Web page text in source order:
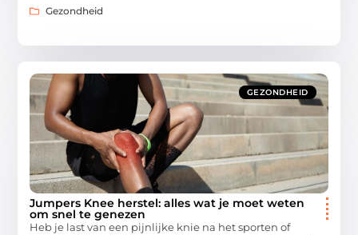
Gezondheid
GEZONDHEID
Jumpers Knee herstel: alles wat je moet weten
om snel te genezen
Heb je last van een pijnlijke knie na het sporten of